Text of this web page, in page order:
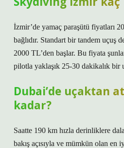
İzmir’de yamaç paraşütü fiyatları
bağlıdır. Standart bir tandem uçuş
2000 TL’den başlar. Bu fiyata
pilotla yaklaşık 25-30 dakikalık bir
Dubai’de uçaktan
kadar?
Saatte 190 km hızla derinliklere
bakış açısıyla ve mümkün olan en